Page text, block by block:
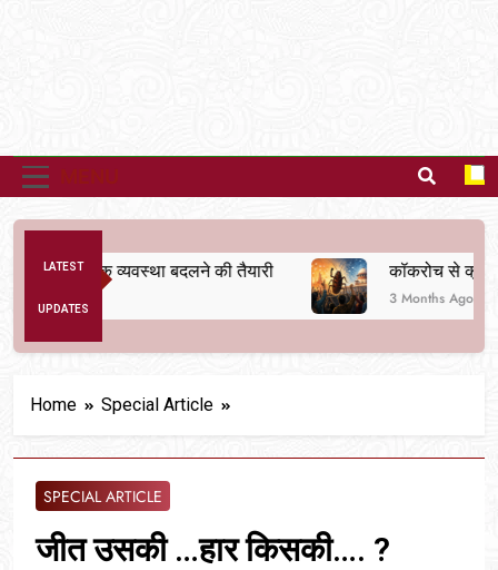
LATEST
UPDATES
से अनैतिक व्यवस्था बदलने की तैयारी कॉकरोच से क्रांति
3 Months Ago
Home Special Article
SPECIAL ARTICLE
जीत उसकी …हार किसकी…. ?